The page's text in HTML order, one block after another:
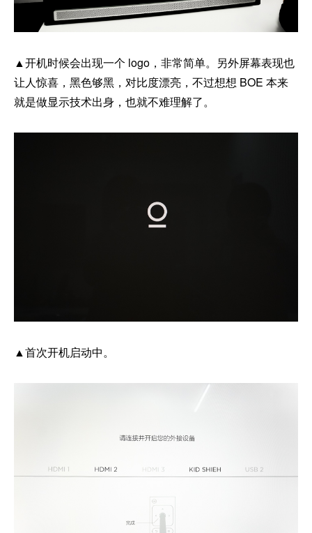
▲开机时候会出现一个 logo，非常简单。另外屏幕表现也
让人惊喜，黑色够黑，对比度漂亮，不过想想 BOE 本来
就是做显示技术出身，也就不难理解了。
▲首次开机启动中。